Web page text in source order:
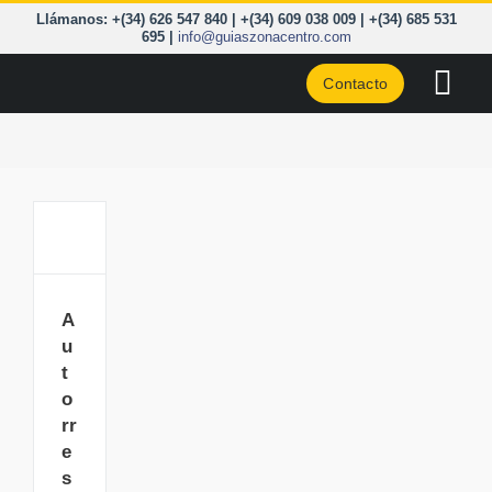
Saltar
contenido
Llámanos: +(34) 626 547 840 | +(34) 609 038 009 | +(34) 685 531
695 |
info@guiaszonacentro.com
Contacto
Escalada
A
u
t
o
rr
e
s